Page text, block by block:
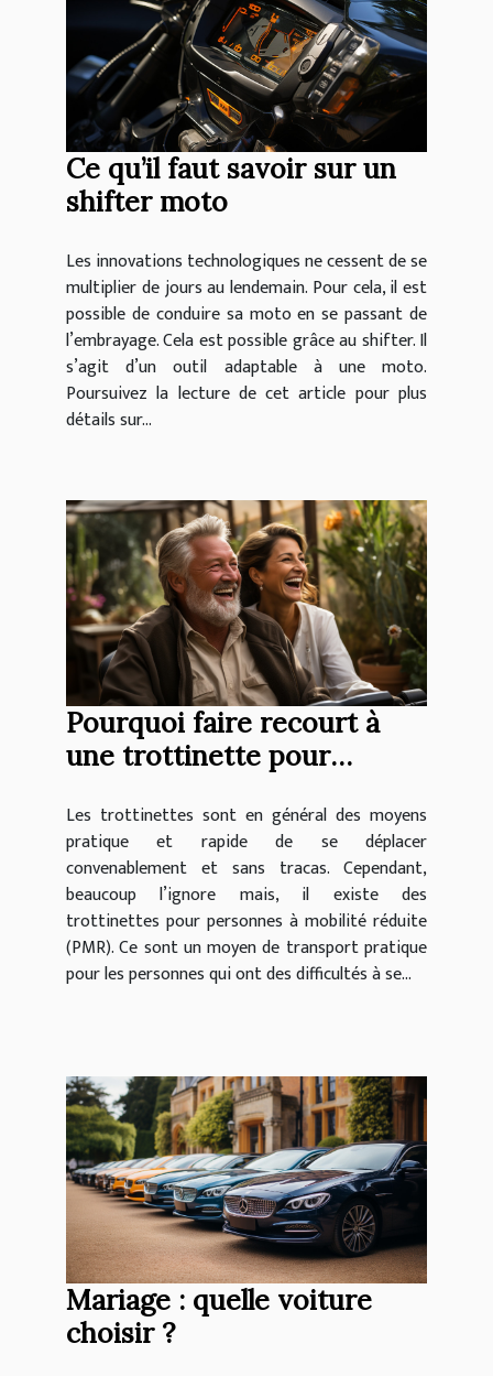
Ce qu’il faut savoir sur un
shifter moto
Les innovations technologiques ne cessent de se
multiplier de jours au lendemain. Pour cela, il est
possible de conduire sa moto en se passant de
l’embrayage. Cela est possible grâce au shifter. Il
s’agit d’un outil adaptable à une moto.
Poursuivez la lecture de cet article pour plus
détails sur...
Pourquoi faire recourt à
une trottinette pour
réduite ?
Les trottinettes sont en général des moyens
pratique et rapide de se déplacer
convenablement et sans tracas. Cependant,
beaucoup l’ignore mais, il existe des
trottinettes pour personnes à mobilité réduite
(PMR). Ce sont un moyen de transport pratique
pour les personnes qui ont des difficultés à se...
Mariage : quelle voiture
choisir ?